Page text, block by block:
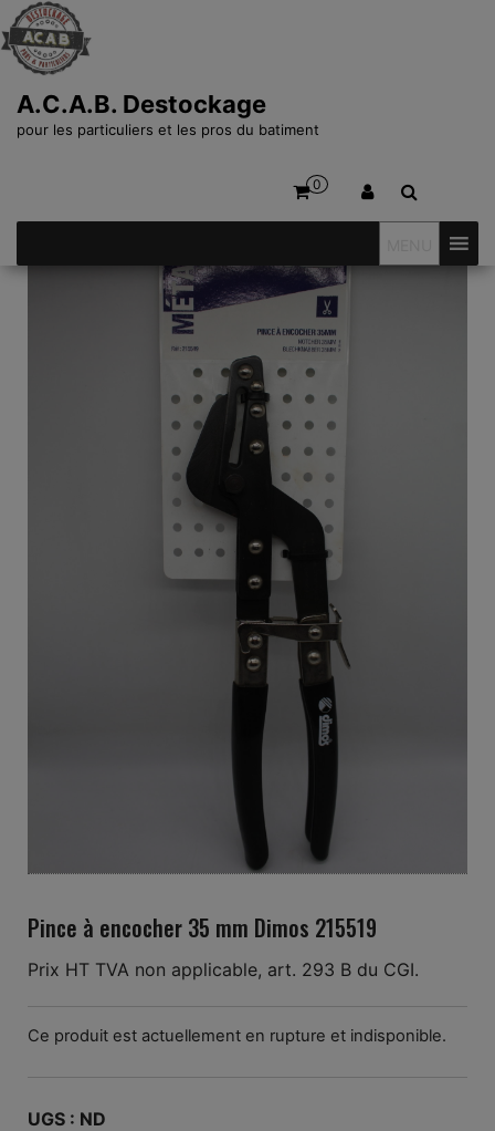
A.C.A.B. Destockage
pour les particuliers et les pros du batiment
0
Pince à encocher 35 mm Dimos 215519
Prix HT TVA non applicable, art. 293 B du CGI.
Ce produit est actuellement en rupture et indisponible.
UGS : ND